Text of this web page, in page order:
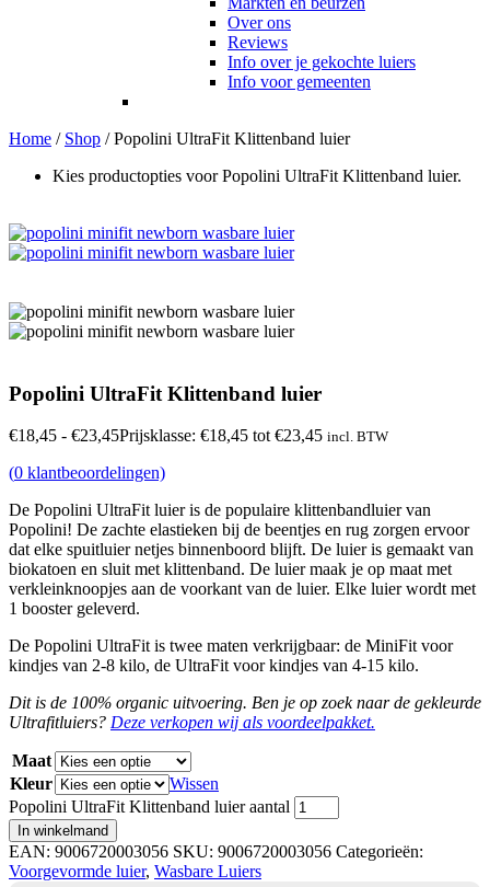
Over ons
Reviews
Info over je gekochte luiers
Info voor gemeenten
Home / Shop /Popolini UltraFit Klittenband luier
Kies productopties voor Popolini UltraFit Klittenband luier.
Popolini UltraFit Klittenband luier
€18,45 - €23,45Prijsklasse: €18,45 tot €23,45 incl. BTW
(0 klantbeoordelingen)
De Popolini UltraFit luier is de populaire klittenbandluier van
Popolini! De zachte elastieken bij de beentjes en rug zorgen ervoor
dat elke spuitluier netjes binnenboord blijft. De luier is gemaakt van
biokatoen en sluit met klittenband. De luier maak je op maat met
verkleinknoopjes aan de voorkant van de luier. Elke luier wordt met
1 booster geleverd.
De Popolini UltraFit is twee maten verkrijgbaar: de MiniFit voor
kindjes van 2-8 kilo, de UltraFit voor kindjes van 4-15 kilo.
Dit is de 100% organic uitvoering. Ben je op zoek naar de gekleurde
Ultrafitluiers? Deze verkopen wij als voordeelpakket.
Maat
Kleur
Wissen
Popolini UltraFit Klittenband luier aantal
In winkelmand
EAN: 9006720003056 SKU: 9006720003056 Categorieën:
Voorgevormde luier, Wasbare Luiers